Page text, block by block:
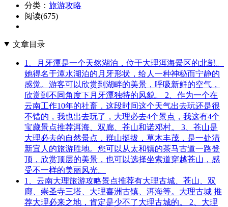
分类： 旅游攻略
阅读(675)
文章目录
1、月牙潭是一个天然湖泊，位于大理洱海景区的北部。
她得名于潭水湖泊的月牙形状，给人一种神秘而宁静的
感觉。游客可以欣赏到湖畔的美景，呼吸新鲜的空气，
欣赏到不同角度下月牙潭独特的风貌。 2、作为一个在
云南工作10年的社畜，这段时间这个天气出去玩还是很
不错的，我也出去玩了，大理必去4个景点，我这有4个
宝藏景点推荐洱海、双廊、苍山和诺邓村。 3、苍山是
大理必去的自然景点，群山挺拔，草木丰茂，是一处清
新宜人的旅游胜地。您可以从太和镇的茶马古道一路登
顶，欣赏顶层的美景，也可以选择坐索道穿越苍山，感
受不一样的美丽风光。
1、云南大理旅游攻略景点推荐有大理古城、苍山、双
廊、崇圣寺三塔、大理喜洲古镇、洱海等。大理古城 推
荐大理必来之地，肯定是少不了大理古城的。 2、大理